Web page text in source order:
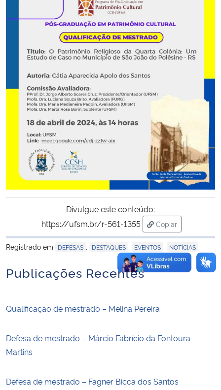
Ministério da Mulher, da Família e dos Direitos Humanos
Secretaria de Governo
Gabinete de Segurança Institucional
Advocacia-Geral da União
Banco Central do Brasil
Divulgue este conteúdo:
https://ufsm.br/r-561-1355
Copiar
para área de
Registrado em
DEFESAS DESTAQUES EVENTOS NOTÍCIAS
Publicações Recentes
Qualificação de mestrado – Melina Pereira
Defesa de mestrado – Márcio Fabrício da Fontoura
Martins
Defesa de mestrado – Fagner Bicca dos Santos